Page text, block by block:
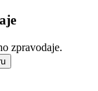
zpravodaje.